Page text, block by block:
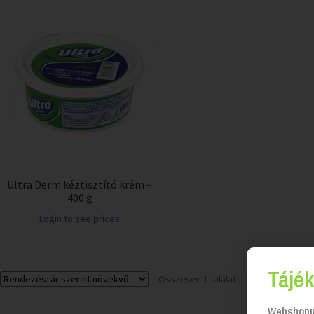
Ultra Derm kéztisztító krém –
400 g
Login to see prices
Összesen 1 találat